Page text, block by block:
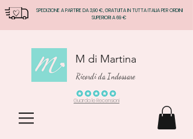
SPEDIZIONE A PARTIRE DA 3,90 €, GRATUITA IN TUTTA ITALIA PER ORDINI
SUPERIORI A 69 €
M di Martina
Ricordi da Indossare
Guarda le Recensioni